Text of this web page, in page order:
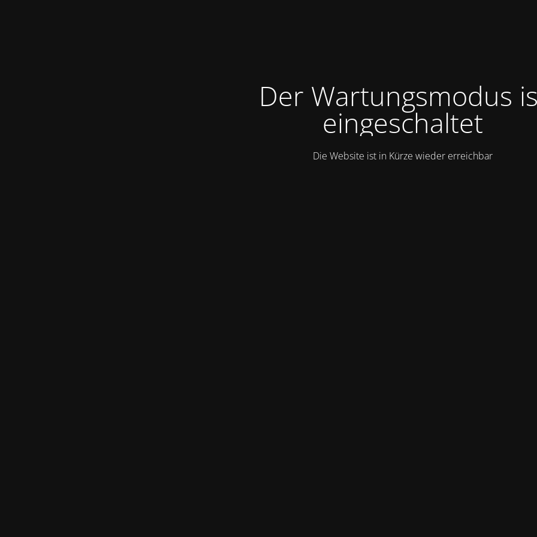
Der Wartungsmodus
eingeschaltet
Die Website ist in Kürze wieder erreichbar